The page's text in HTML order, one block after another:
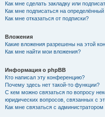
Как мне сделать закладку или
Как мне подписаться на
Как мне отказаться от подписки?
Вложения
Какие вложения разрешены на этой
Как мне найти мои вложения?
Информация о phpBB
Кто написал эту конференцию?
Почему здесь нет такой-то функции?
С кем можно связаться по вопросу
юридических вопросов, связанных с
Как мне связаться с